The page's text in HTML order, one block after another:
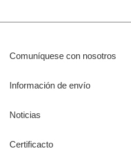
Comuníquese con nosotros
Información de envío
Noticias
Certificacto